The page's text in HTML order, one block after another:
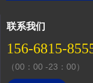
联系我们
156-6815-
（00：00 -23：00）